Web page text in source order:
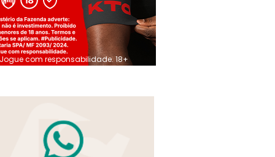
Jogue com responsabilidade. 18+